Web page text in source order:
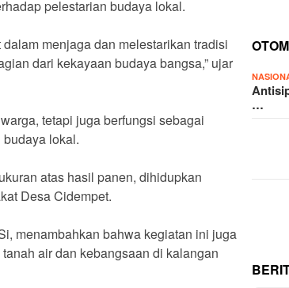
pelestarian budaya lokal.
menjaga dan melestarikan tradisi
dari kekayaan budaya bangsa,” ujar
tetapi juga berfungsi sebagai
lokal.
atas hasil panen, dihidupkan
Desa Cidempet.
menambahkan bahwa kegiatan ini juga
air dan kebangsaan di kalangan
…